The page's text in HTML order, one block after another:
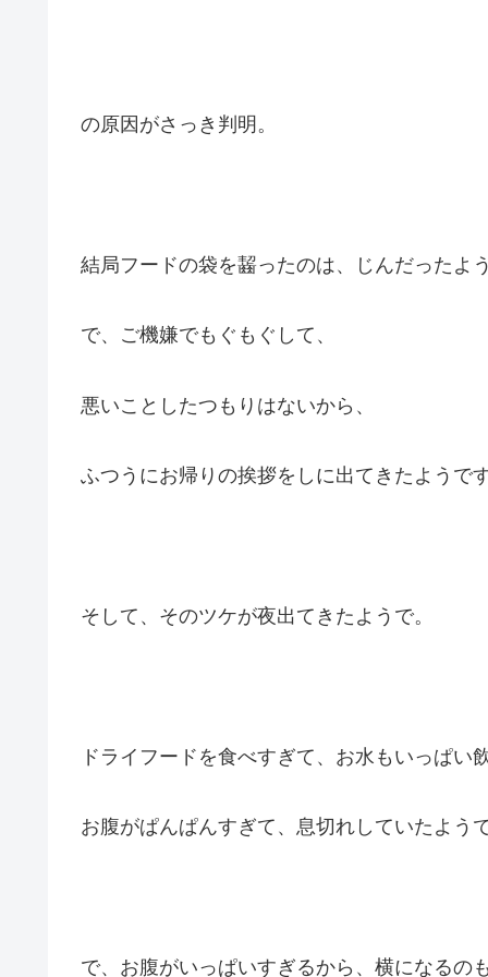
の原因がさっき判明。
結局フードの袋を齧ったのは、じんだったよう
で、ご機嫌でもぐもぐして、
悪いことしたつもりはないから、
ふつうにお帰りの挨拶をしに出てきたようです
そして、そのツケが夜出てきたようで。
ドライフードを食べすぎて、お水もいっぱい飲
お腹がぱんぱんすぎて、息切れしていたよう
で、お腹がいっぱいすぎるから、横になるの